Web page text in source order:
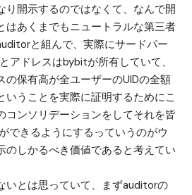
り開示するのではなくて、なんで開
はあくまでもニュートラルな第三者
と組んで、実際にサードパー
アドレスはbybitが所有していて、
の保有高が全ユーザーのUIDの全額
いうことを実際に証明するためにこ
コンソリデーションをしてそれを皆
できるようにするっていうのがウ
のしかるべき価値であると考えてい
いとは思っていて、まずauditorの